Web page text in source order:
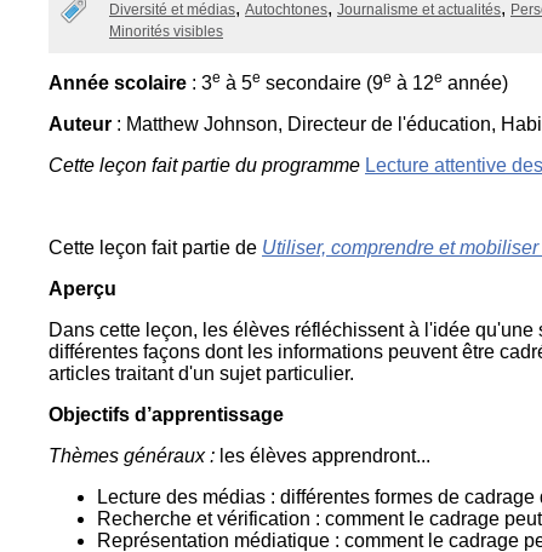
La
Semaine
médias
Ateliers
Categories
Diversité et médias Autochtones Journalisme et actualités
Minorités visibles
Année scolaire : 3e à 5e secondaire (9e à 12e année)
Auteur : Matthew Johnson, Directeur de l'éducation,
Cette leçon fait partie du programme Lecture attentive
Cette leçon fait partie de Utiliser, comprendre et
Aperçu
Dans cette leçon, les élèves réfléchissent à l'idée
différentes façons dont les informations peuvent être
articles traitant d'un sujet particulier.
Objectifs d’apprentissage
Thèmes généraux : les élèves apprendront...
Lecture des médias : différentes formes de
Recherche et vérification : comment le cadrage
Représentation médiatique : comment le cadrage